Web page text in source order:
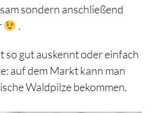
sondern anschließend
.
so gut auskennt oder einfach
auf dem Markt kann man
Waldpilze bekommen.